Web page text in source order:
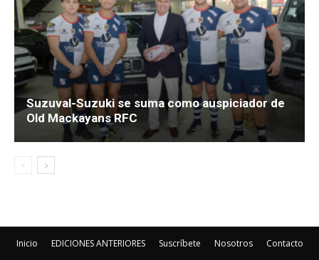
Suzuval-Suzuki se suma como auspiciador de
Old Mackayans RFC
Inicio EDICIONES ANTERIORES Suscríbete Nosotros Contacto